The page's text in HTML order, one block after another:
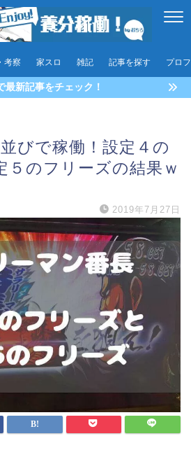
考察 家スロ 雑記 記事を探す プロ
最新記事をチェック！
びで稼働！設定４の
５のフリーズの結果ｗ
2019年7月27日